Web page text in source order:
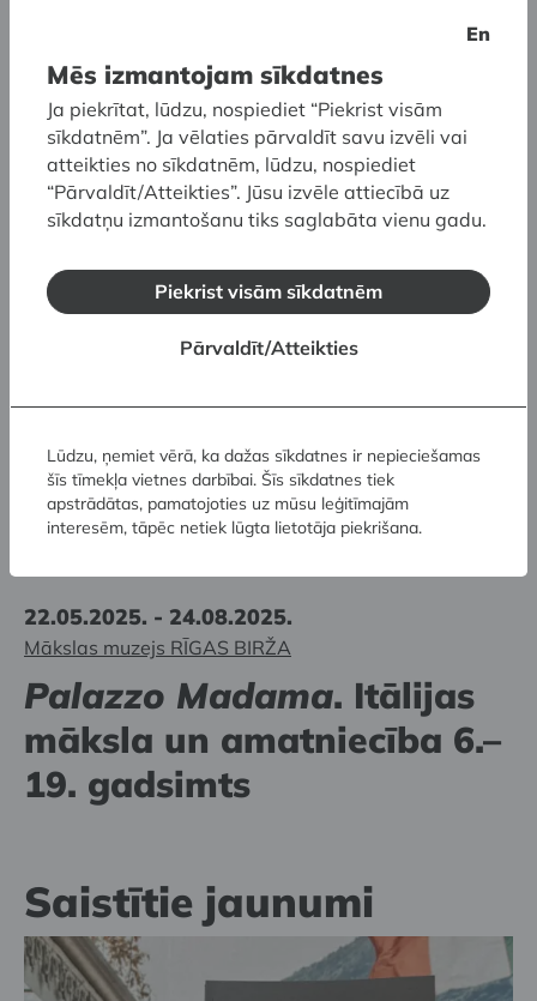
Saistītās izstādes
22.05.2025. - 24.08.2025.
Mākslas muzejs RĪGAS BIRŽA
Palazzo Madama. Itālijas
māksla un amatniecība 6.–
19. gadsimts
Saistītie jaunumi
En
Mēs izmantojam sīkdatnes
Ja piekrītat, lūdzu, nospiediet “Piekrist visām
sīkdatnēm”. Ja vēlaties pārvaldīt savu izvēli vai
atteikties no sīkdatnēm, lūdzu, nospiediet
“Pārvaldīt/Atteikties”. Jūsu izvēle attiecībā uz
sīkdatņu izmantošanu tiks saglabāta vienu gadu.
Piekrist visām sīkdatnēm
Pārvaldīt/Atteikties
Lūdzu, ņemiet vērā, ka dažas sīkdatnes ir nepieciešamas
šīs tīmekļa vietnes darbībai. Šīs sīkdatnes tiek
apstrādātas, pamatojoties uz mūsu leģitīmajām
interesēm, tāpēc netiek lūgta lietotāja piekrišana.